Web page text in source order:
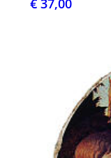
€ 37,00